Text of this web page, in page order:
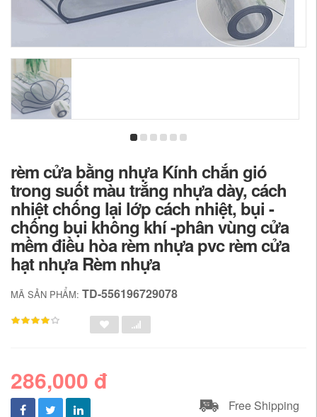
rèm cửa bằng nhựa Kính chắn gió
trong suốt màu trắng nhựa dày, cách
nhiệt chống lại lớp cách nhiệt, bụi -
chống bụi không khí -phân vùng cửa
mềm điều hòa rèm nhựa pvc rèm cửa
hạt nhựa Rèm nhựa
MÃ SẢN PHẨM: TD-556196729078
286,000 đ
Free Shipping